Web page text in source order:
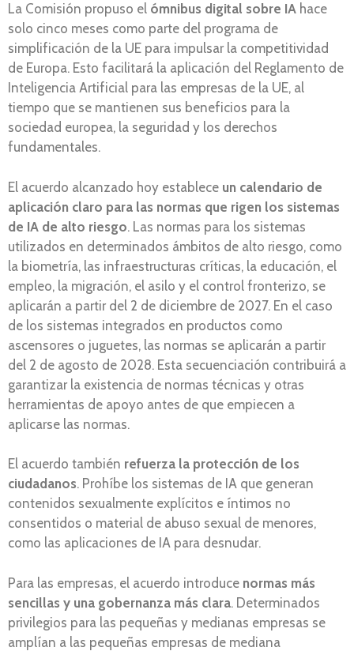
La Comisión propuso el ómnibus digital sobre IA hace
solo cinco meses como parte del programa de
simplificación de la UE para impulsar la competitividad
de Europa. Esto facilitará la aplicación del Reglamento de
Inteligencia Artificial para las empresas de la UE, al
tiempo que se mantienen sus beneficios para la
sociedad europea, la seguridad y los derechos
fundamentales.
El acuerdo alcanzado hoy establece un calendario de
aplicación claro para las normas que rigen los sistemas
de IA de alto riesgo. Las normas para los sistemas
utilizados en determinados ámbitos de alto riesgo, como
la biometría, las infraestructuras críticas, la educación, el
empleo, la migración, el asilo y el control fronterizo, se
aplicarán a partir del 2 de diciembre de 2027. En el caso
de los sistemas integrados en productos como
ascensores o juguetes, las normas se aplicarán a partir
del 2 de agosto de 2028. Esta secuenciación contribuirá a
garantizar la existencia de normas técnicas y otras
herramientas de apoyo antes de que empiecen a
aplicarse las normas.
El acuerdo también refuerza la protección de los
ciudadanos. Prohíbe los sistemas de IA que generan
contenidos sexualmente explícitos e íntimos no
consentidos o material de abuso sexual de menores,
como las aplicaciones de IA para desnudar.
Para las empresas, el acuerdo introduce normas más
sencillas y una gobernanza más clara. Determinados
privilegios para las pequeñas y medianas empresas se
amplían a las pequeñas empresas de mediana